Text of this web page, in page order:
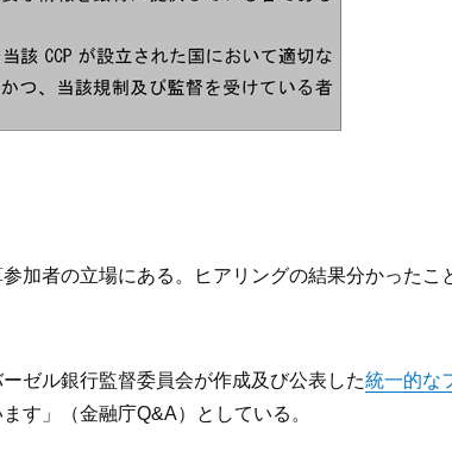
加者の立場にある。ヒアリングの結果分かった
ゼル銀行監督委員会が作成及び公表した統一的な
す」（金融庁Q&A）としている。